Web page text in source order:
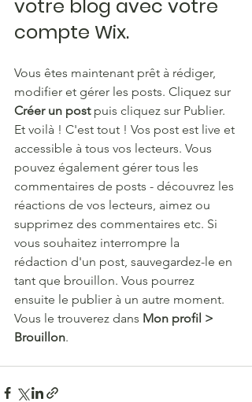
votre blog avec votre
compte Wix.
Vous êtes maintenant prêt à rédiger,
modifier et gérer les posts. Cliquez sur
Créer un post puis cliquez sur Publier.
Et voilà ! C'est tout ! Vos post est live et
accessible à tous vos lecteurs. Vous
pouvez également gérer tous les
commentaires de posts - découvrez les
réactions de vos lecteurs, aimez ou
supprimez des commentaires etc. Si
vous souhaitez interrompre la
rédaction d'un post, sauvegardez-le en
tant que brouillon. Vous pourrez
ensuite le publier à un autre moment.
Vous le trouverez dans Mon profil >
Brouillon.